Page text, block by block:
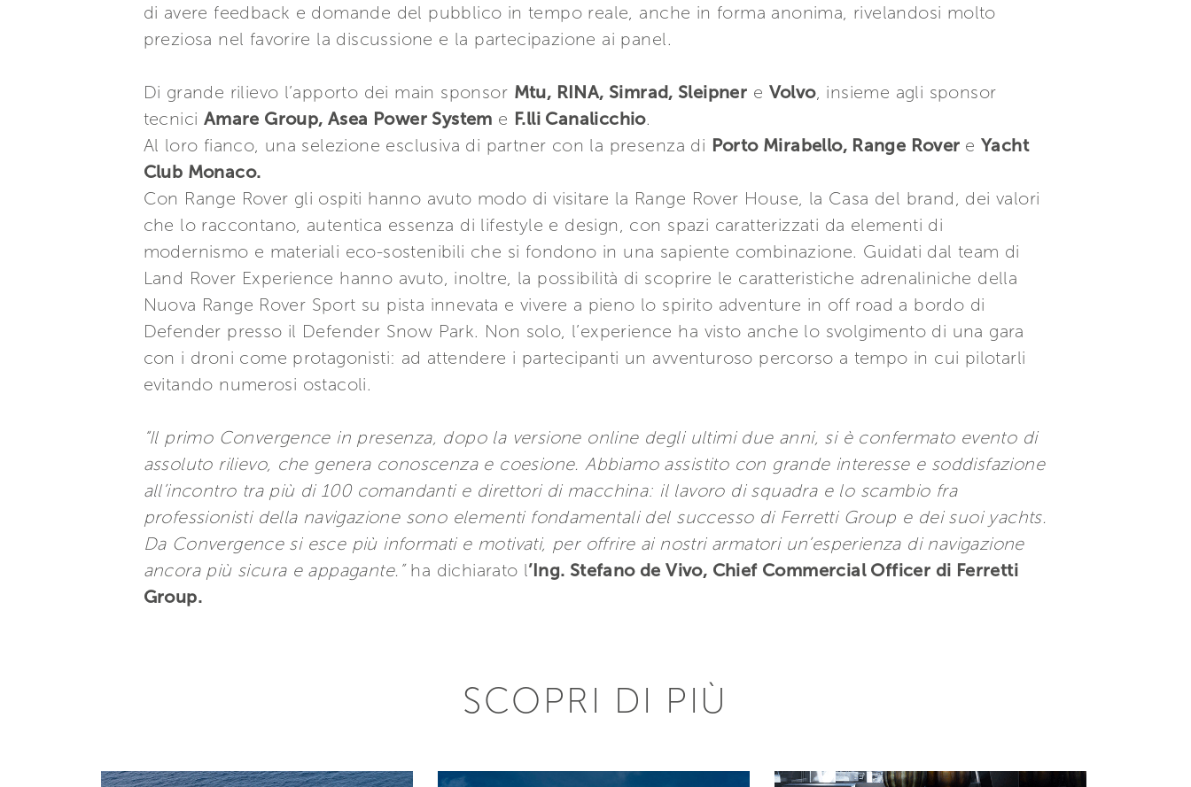
di avere feedback e domande del pubblico in tempo reale, anche in forma anonima, rivelandosi molto
preziosa nel favorire la discussione e la partecipazione ai panel.
Di grande rilievo l’apporto dei main sponsor Mtu, RINA, Simrad, Sleipner e Volvo, insieme agli sponsor
tecnici Amare Group, Asea Power System e F.lli Canalicchio.
Al loro fianco, una selezione esclusiva di partner con la presenza di Porto Mirabello, Range Rover e Yacht
Club Monaco.
Con Range Rover gli ospiti hanno avuto modo di visitare la Range Rover House, la Casa del brand, dei valori
che lo raccontano, autentica essenza di lifestyle e design, con spazi caratterizzati da elementi di
modernismo e materiali eco-sostenibili che si fondono in una sapiente combinazione. Guidati dal team di
Land Rover Experience hanno avuto, inoltre, la possibilità di scoprire le caratteristiche adrenaliniche della
Nuova Range Rover Sport su pista innevata e vivere a pieno lo spirito adventure in off road a bordo di
Defender presso il Defender Snow Park. Non solo, l’experience ha visto anche lo svolgimento di una gara
con i droni come protagonisti: ad attendere i partecipanti un avventuroso percorso a tempo in cui pilotarli
evitando numerosi ostacoli.
“Il primo Convergence in presenza, dopo la versione online degli ultimi due anni, si è confermato evento di
assoluto rilievo, che genera conoscenza e coesione. Abbiamo assistito con grande interesse e soddisfazione
all’incontro tra più di 100 comandanti e direttori di macchina: il lavoro di squadra e lo scambio fra
professionisti della navigazione sono elementi fondamentali del successo di Ferretti Group e dei suoi yachts.
Da Convergence si esce più informati e motivati, per offrire ai nostri armatori un’esperienza di navigazione
ancora più sicura e appagante.”ha dichiarato l’Ing. Stefano de Vivo, Chief Commercial Officer di Ferretti
Group.
SCOPRI DI PIÙ